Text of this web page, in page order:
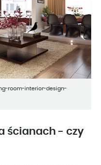
room-interior-design-
ścianach - czy